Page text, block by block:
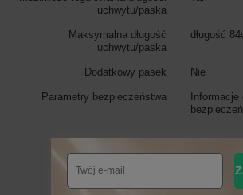
uchwytu/paska
Maksymalna długość
uchwytu/paska
długość
Dodatkowy pasek Nie
Parametry bezpieczeństwa
Informacje
Zobacz również